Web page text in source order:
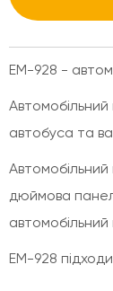
EM-928 -
автобуса та
дюймова
EM-928